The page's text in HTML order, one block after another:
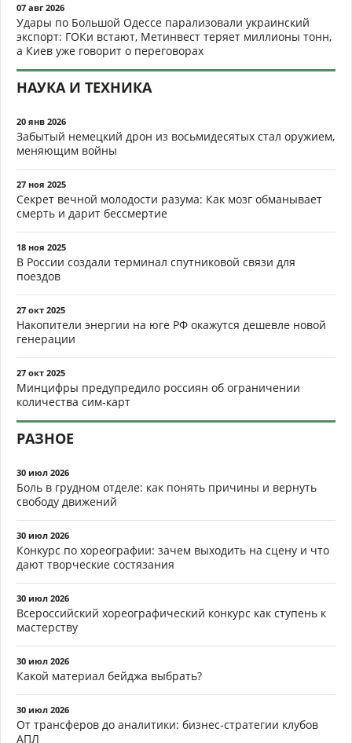
07 авг 2026
Удары по Большой Одессе парализовали украинский
экспорт: ГОКи встают, Метинвест теряет миллионы тонн,
а Киев уже говорит о переговорах
НАУКА И ТЕХНИКА
20 янв 2026
Забытый немецкий дрон из восьмидесятых стал оружием,
меняющим войны
27 ноя 2025
Секрет вечной молодости разума: Как мозг обманывает
смерть и дарит бессмертие
18 ноя 2025
В России создали терминал спутниковой связи для
поездов
27 окт 2025
Накопители энергии на юге РФ окажутся дешевле новой
генерации
27 окт 2025
Минцифры предупредило россиян об ограничении
количества сим-карт
РАЗНОЕ
30 июл 2026
Боль в грудном отделе: как понять причины и вернуть
свободу движений
30 июл 2026
Конкурс по хореографии: зачем выходить на сцену и что
дают творческие состязания
30 июл 2026
Всероссийский хореографический конкурс как ступень к
мастерству
30 июл 2026
Какой материал бейджа выбрать?
30 июл 2026
От трансферов до аналитики: бизнес-стратегии клубов
АПЛ